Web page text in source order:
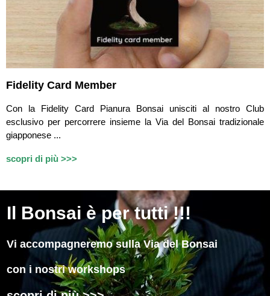
Fidelity Card Member
Con la Fidelity Card Pianura Bonsai unisciti al nostro Club
esclusivo per percorrere insieme la Via del Bonsai tradizionale
giapponese ...
scopri di più >>>
Il Bonsai è per tutti !!!
Vi accompagneremo sulla Via del Bonsai
con i nostri workshops